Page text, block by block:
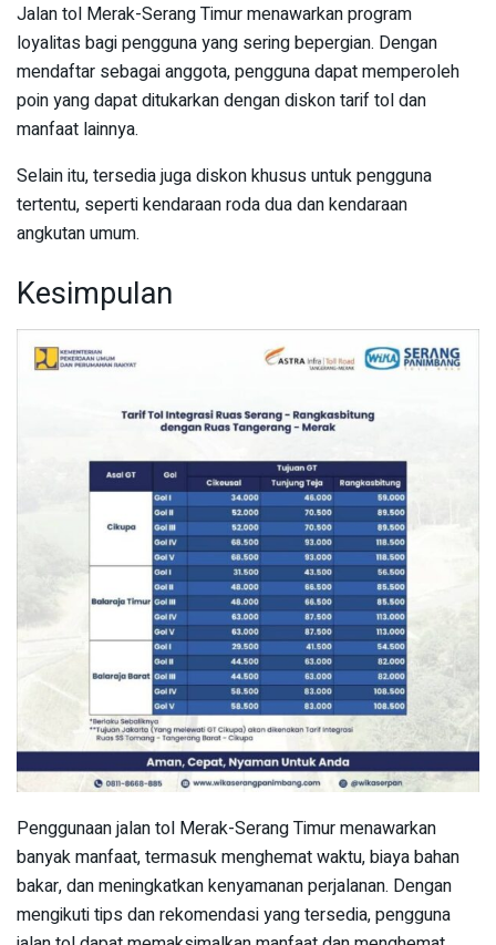
Jalan tol Merak-Serang Timur menawarkan program
loyalitas bagi pengguna yang sering bepergian. Dengan
mendaftar sebagai anggota, pengguna dapat memperoleh
poin yang dapat ditukarkan dengan diskon tarif tol dan
manfaat lainnya.
Selain itu, tersedia juga diskon khusus untuk pengguna
tertentu, seperti kendaraan roda dua dan kendaraan
angkutan umum.
Kesimpulan
Penggunaan jalan tol Merak-Serang Timur menawarkan
banyak manfaat, termasuk menghemat waktu, biaya bahan
bakar, dan meningkatkan kenyamanan perjalanan. Dengan
mengikuti tips dan rekomendasi yang tersedia, pengguna